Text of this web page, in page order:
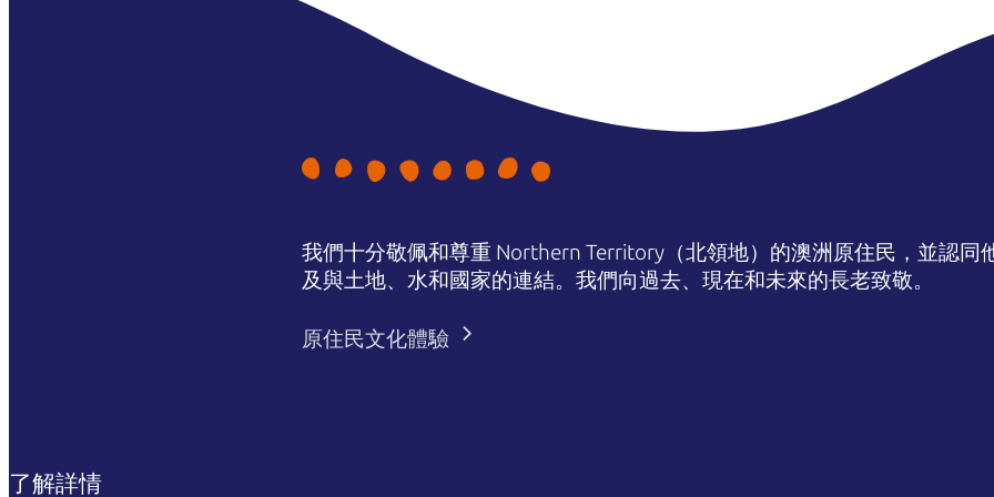
我們十分敬佩和尊重 Northern Territory（北領地）的澳洲原住民，並認同
及與土地、水和國家的連結。我們向過去、現在和未來的長老致敬。
原住民文化體驗
了解詳情